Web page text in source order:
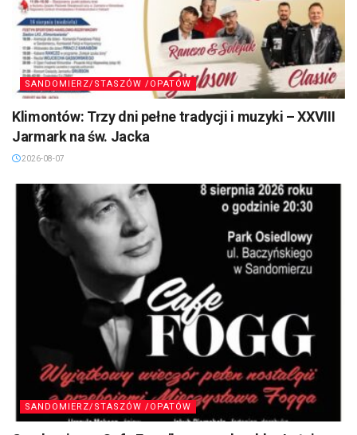
SANDOMIERZ/STASZÓW /OPATÓW
Klimontów: Trzy dni pełne tradycji i muzyki – XXVIII
Jarmark na św. Jacka
2026-08-07
SANDOMIERZ/STASZÓW /OPATÓW